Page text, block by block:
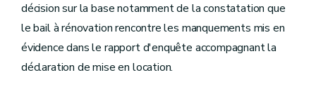
décision sur la base notamment de la constatation que
le bail à rénovation rencontre les manquements mis en
évidence dans le rapport d'enquête accompagnant la
déclaration de mise en location.